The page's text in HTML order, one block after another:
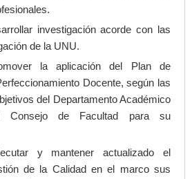
investigación acorde con las
de la UNU.
la aplicación del Plan de
Docente, según las
del Departamento Académico
Consejo de Facultad para su
y mantener actualizado el
de la Calidad en el marco sus